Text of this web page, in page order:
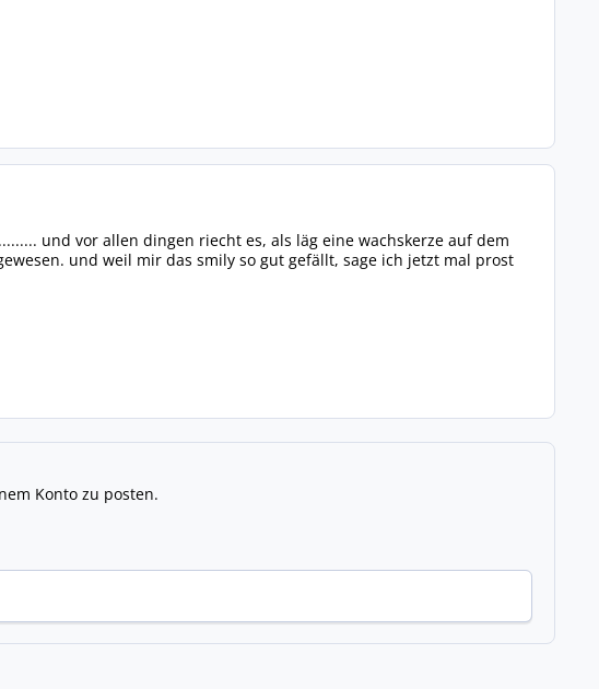
und vor allen dingen riecht es, als läg eine wachskerze auf dem
und weil mir das smily so gut gefällt, sage ich jetzt mal prost
Konto zu posten.